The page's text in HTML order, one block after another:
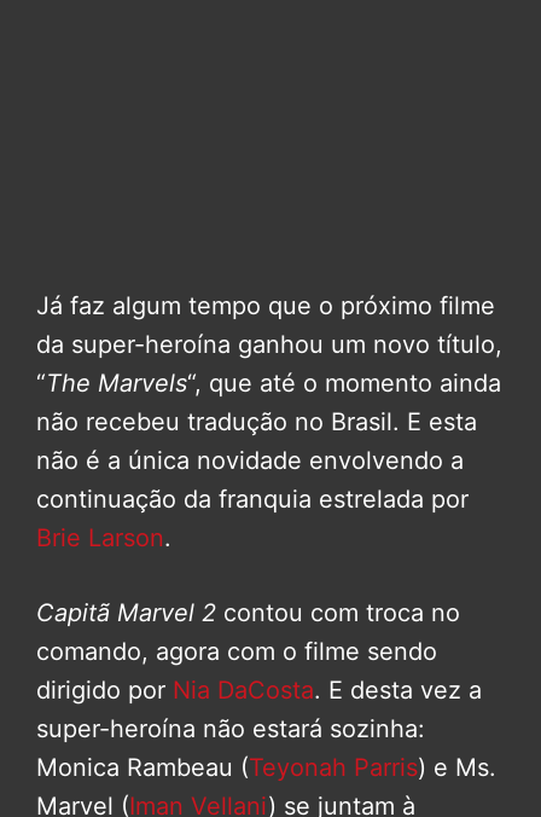
Já faz algum tempo que o próximo filme
da super-heroína ganhou um novo título,
“The Marvels“, que até o momento ainda
não recebeu tradução no Brasil. E esta
não é a única novidade envolvendo a
continuação da franquia estrelada por
Brie Larson.
Capitã Marvel 2 contou com troca no
comando, agora com o filme sendo
dirigido por Nia DaCosta. E desta vez a
super-heroína não estará sozinha:
Monica Rambeau (Teyonah Parris) e Ms.
Marvel (Iman Vellani) se juntam à